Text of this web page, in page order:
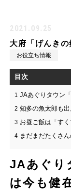
大府「げんきの
お役立ち情報
目次
1 JAあぐりタウン
2 知多の魚太郎も
3 お昼ご飯は「す
4 まだまだたくさ
JAあぐり
は今も健